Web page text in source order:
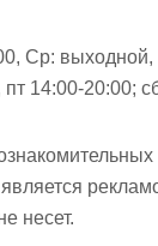
Ср:
14:00-20:00;
несет.